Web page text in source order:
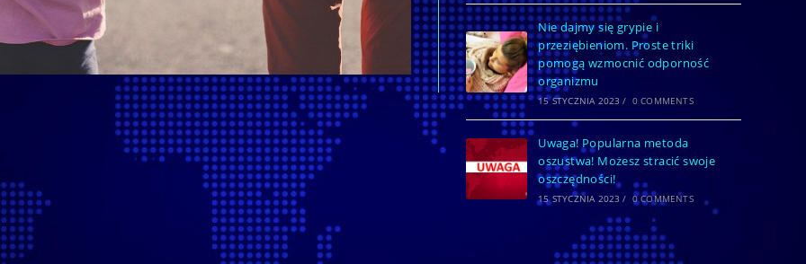
Nie dajmy się grypie i
przeziębieniom. Proste triki
pomogą wzmocnić odporność
organizmu
15 STYCZNIA 2023 / 0 COMMENTS
Uwaga! Popularna metoda
oszustwa! Możesz stracić swoje
oszczędności!
15 STYCZNIA 2023 / 0 COMMENTS